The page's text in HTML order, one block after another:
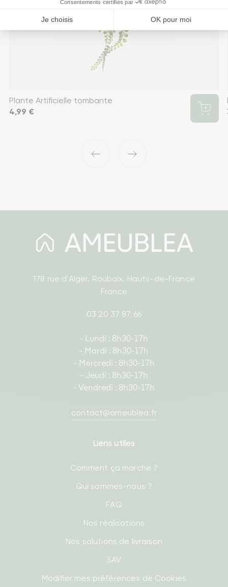
Plante Artificielle tombante
Prix
4,99 €
‹ ›
178 rue d'Alger, Roubaix, Hauts-de-France
France
03 20 37 87 66
- Lundi : 8h30-17h
- Mardi : 8h30-17h
- Mercredi : 8h30-17h
- Jeudi : 8h30-17h
- Vendredi : 8h30-17h
contact@ameublea.fr
Liens utiles
Comment ça marche ?
Qui sommes-nous ?
FAQ
Nos réalisations
Nos solutions de livraison
SAV
Modifier mes préférences de Cookies